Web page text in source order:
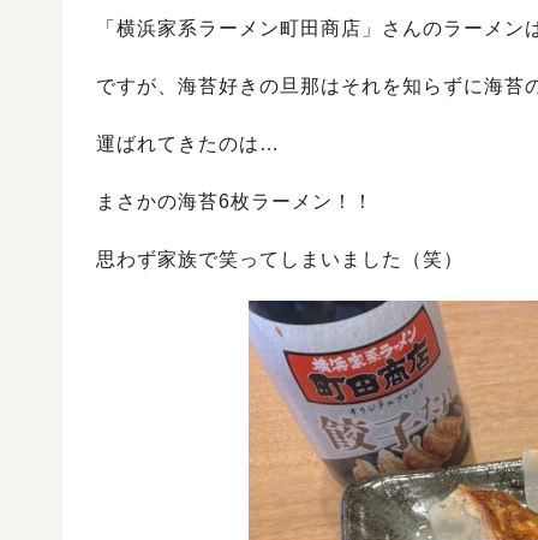
「横浜家系ラーメン町田商店」さんのラーメ
ですが、海苔好きの旦那はそれを知らずに海苔
運ばれてきたのは…
まさかの海苔6枚ラーメン！！
思わず家族で笑ってしまいました（笑）